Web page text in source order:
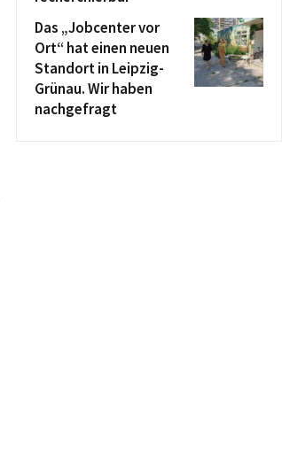
Das „Jobcenter vor
Ort“ hat einen neuen
Standort in Leipzig-
Grünau. Wir haben
nachgefragt